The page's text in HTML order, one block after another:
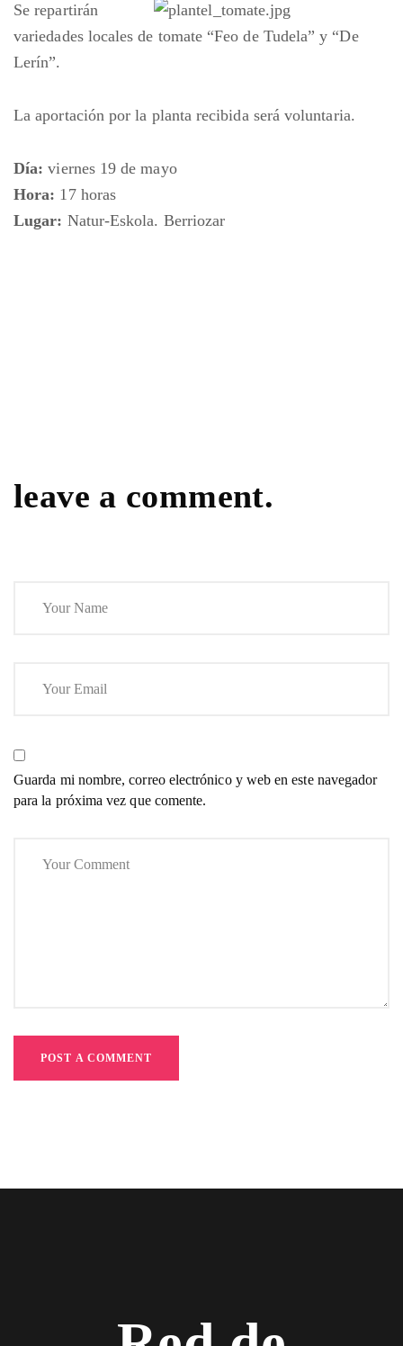
Se repartirán
variedades locales de tomate “Feo de Tudela” y “De
Lerín”.
La aportación por la planta recibida será voluntaria.
Día: viernes 19 de mayo
Hora: 17 horas
Lugar: Natur-Eskola. Berriozar
leave a comment.
Guarda mi nombre, correo electrónico y web en este navegador
para la próxima vez que comente.
POST A COMMENT